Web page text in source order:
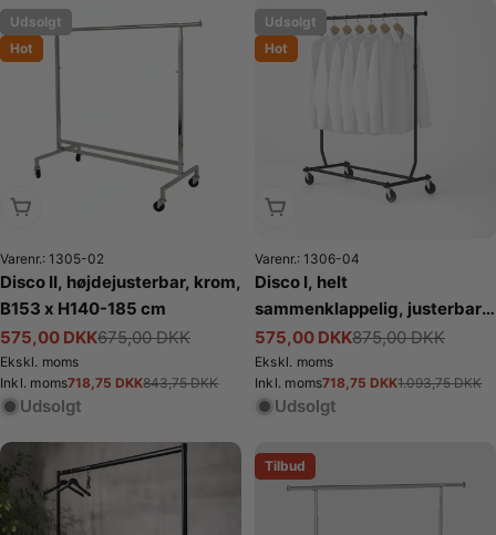
Udsolgt
Hot
Udsolgt
Varenr.: 1305-02
Disco II, højdejusterbar, krom,
B153 x H140-185 cm
Tilbudspris
575,00 DKK
Normalpris 675,00 DKK
Ekskl. moms
Inkl. momsTilbudspris
718,75 DKK
Normalpris843,75 DKK
Udsolgt
Udsolgt
Hot
Udsolgt
Varenr.: 1306-04
Disco I, helt
sammenklappelig, justerbar,
sort krom, B128-188 x H145-
170 cm
Tilbudspris
575,00 DKK
Normalpris 875,00 DKK
Ekskl. moms
Inkl. momsTilbudspris
718,75 DKK
Normalpris1.093,75 DKK
Udsolgt
Tilbud